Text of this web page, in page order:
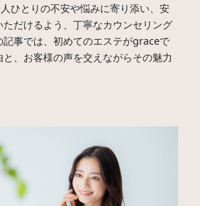
ひとりの不安や悩みに寄り添い、安
だけるよう、丁寧なカウンセリング
記事では、初めてのエステがgraceで
、お客様の声を交えながらその魅力